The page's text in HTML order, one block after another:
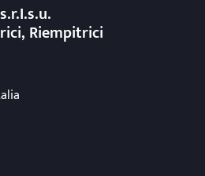
Riempitrici